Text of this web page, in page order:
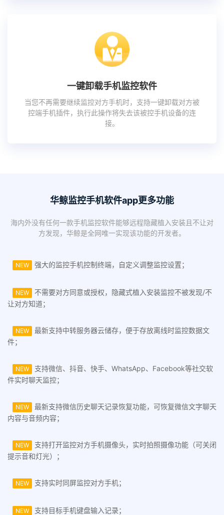
一键卸载手机监控软件
当您不再需要继续监控对方手机时，支持一键卸载对方被
控端手机插件，执行此操作将失去该被控手机设备的连
接。
华鲸监控手机软件app更多功能
海内外没有任何一款手机监控软件能够远程隐藏植入安装且不让对
方发现，华鲸是全网唯一实现该功能的开发者。
NEW 强大的监控手机控制终端，自定义调整监控设置；
NEW
不需要对方同意或授权，隐藏式植入安装监控不被发现/不
让对方知道；
NEW
最新支持中转服务器云储存，便于存放离线时监控数据文
件；
NEW
支持微信、抖音、快手、WhatsApp、Facebook等社交软
件实时聊天监控；
NEW
最新支持微信历史聊天记录恢复功能，可恢复微信文字聊天
内容与音频内容；
NEW
支持打开监控对方手机摄像头，实时拍照摄像功能（可关闭
提示音和灯光）；
NEW 支持实时同屏监控对方手机；
NEW 支持目标手机键盘输入记录；